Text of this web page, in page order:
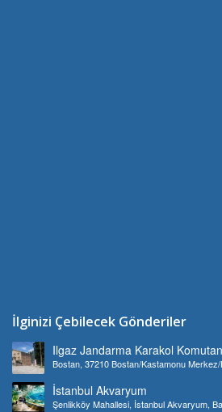
İlginizi Çebilecek Gönderiler
Ilgaz Jandarma Karakol
Bostan, 37210 Bostan/Kastamonu
İstanbul Akvaryum
Şenlikköy Mahallesi, İstanbul Akvaryum,